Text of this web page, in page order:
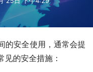
的安全使用，通常会提
的安全措施：